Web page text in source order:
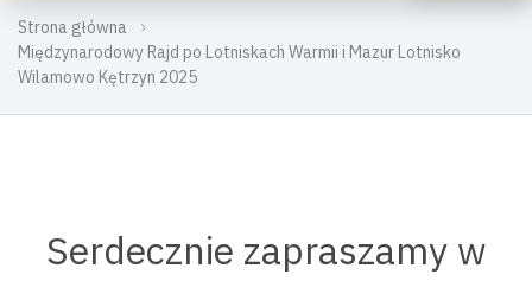
Strona główna
Międzynarodowy Rajd po Lotniskach Warmii i Mazur Lotnisko
Wilamowo Kętrzyn 2025
Serdecznie zapraszamy w